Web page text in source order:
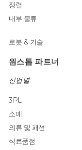
정렬
내부 물류
로봇 & 기술
원스톱 파트너
산업별
3PL
소매
의류 및 패션
식료품점